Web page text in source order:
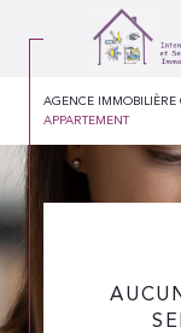
AGENCE IMMOBILIÈRE
APPARTEMENT